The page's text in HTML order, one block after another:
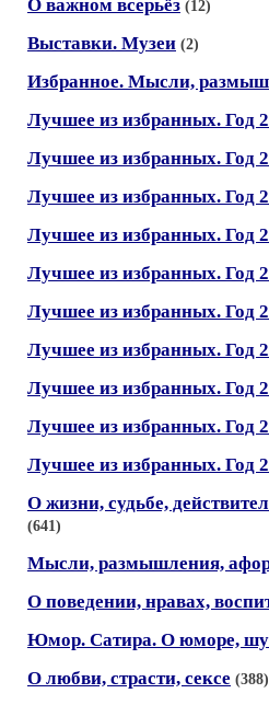
О важном всерьёз (12)
Выставки. Музеи (2)
Избранное. Мысли,
Лучшее из избранных. Год
Лучшее из избранных. Год
Лучшее из избранных. Год
Лучшее из избранных. Год
Лучшее из избранных. Год
Лучшее из избранных. Год
Лучшее из избранных. Год
Лучшее из избранных. Год
Лучшее из избранных. Год
Лучшее из избранных. Год
О жизни, судьбе,
(641)
Мысли, размышления,
О поведении, нравах,
Юмор. Сатира. О юморе,
О любви, страсти, сексе (388)